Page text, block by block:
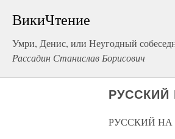
ВикиЧтение
Умри, Денис, или Неугодный
Рассадин Станислав Борисович
РУССКИЙ
РУССКИЙ